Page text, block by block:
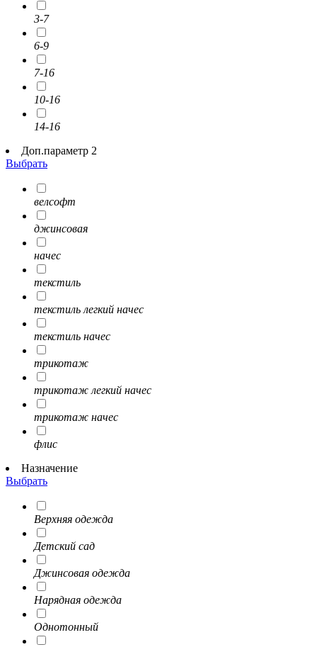
3-7
6-9
7-16
10-16
14-16
Доп.параметр 2
Выбрать
велсофт
джинсовая
начес
текстиль
текстиль легкий начес
текстиль начес
трикотаж
трикотаж легкий начес
трикотаж начес
флис
Назначение
Выбрать
Верхняя одежда
Детский сад
Джинсовая одежда
Нарядная одежда
Однотонный